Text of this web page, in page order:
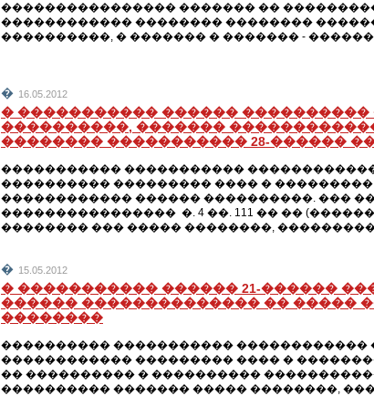
���������������� ������� ��
������������ �������� ��������
����������, � ������� � ������� -
� 16.05.2012
� ����������� ������
����������, �������
�������� ����������� 28-������
����������� �����������
���������� ��������� ���� �
������������ ������ ����������. ���
���������������� �. 4 ��. 111 �� ��
�������� ��� ����� ��������,
� 15.05.2012
� ����������� ������ 21-������
������ �������������� �� �����
��������
���������� ����������� ������������
������������ ��������� ���� �
�� ���������� � ����������
���������� ������� ����� ��������,